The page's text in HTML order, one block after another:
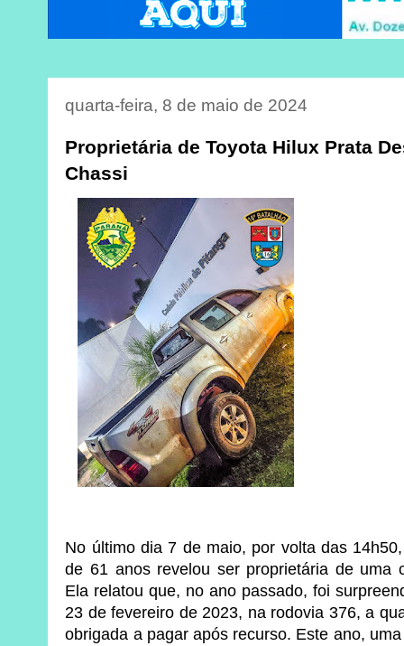
quarta-feira, 8 de maio de 2024
Proprietária de Toyota Hilux Prata
Chassi
No último dia 7 de maio, por volta das
de 61 anos revelou ser proprietária de uma
Ela relatou que, no ano passado, foi
23 de fevereiro de 2023, na rodovia 376, a
obrigada a pagar após recurso. Este ano,